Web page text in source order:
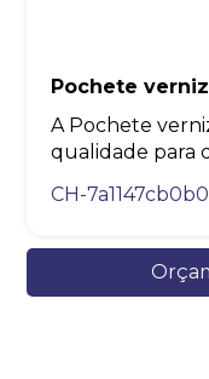
Pochete
A Pochete
qualidade para
CH-